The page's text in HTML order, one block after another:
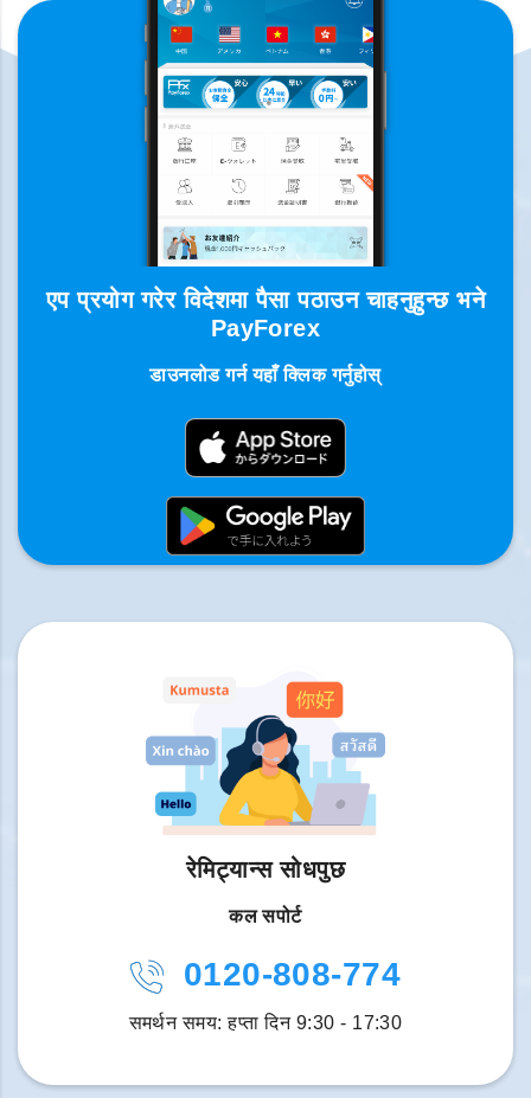
एप प्रयोग गरेर विदेशमा पैसा पठाउन चाहनुहुन्छ भने
PayForex
डाउनलोड गर्न यहाँ क्लिक गर्नुहोस्
रेमिट्यान्स सोधपुछ
कल सपोर्ट
0120-808-774
समर्थन समय: हप्ता दिन 9:30 - 17:30